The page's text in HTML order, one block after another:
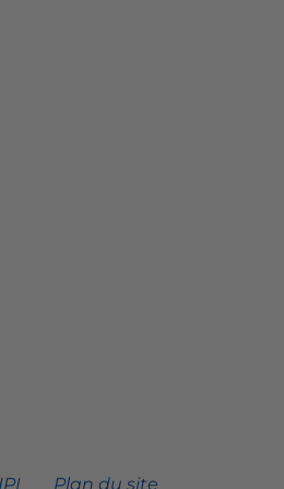
Plan du site